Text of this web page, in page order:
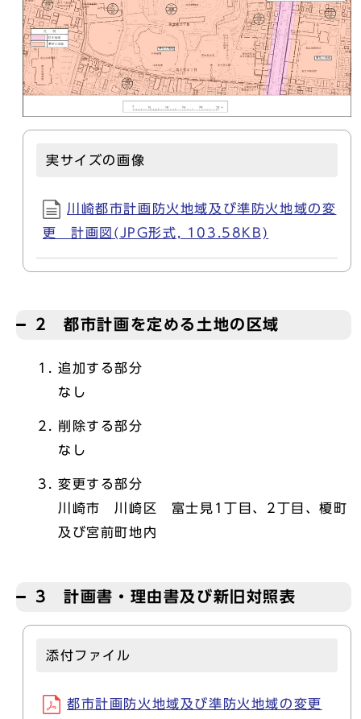
実サイズの画像
川崎都市計画防火地域及び準防火地域の変
更 計画図(JPG形式, 103.58KB)
2 都市計画を定める土地の区域
追加する部分
なし
削除する部分
なし
変更する部分
川崎市 川崎区 富士見1丁目、2丁目、榎町
及び宮前町地内
3 計画書・理由書及び新旧対照表
添付ファイル
都市計画防火地域及び準防火地域の変更